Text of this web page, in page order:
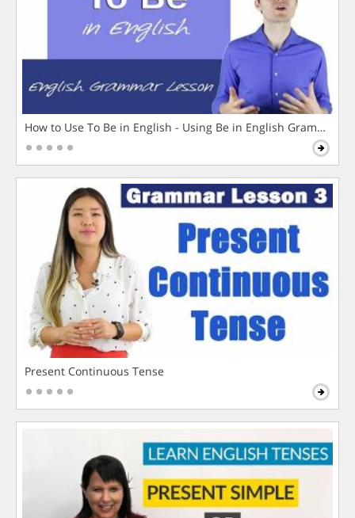
How to Use To Be in English - Using Be in English Grammar
Present Continuous Tense